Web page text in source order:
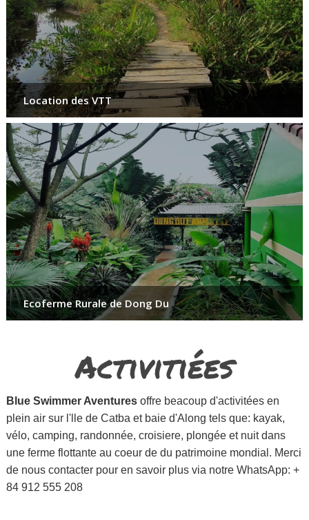
Location des VTT
Ecoferme Rurale de Dong Du
Activitiées
Blue Swimmer Aventures offre beacoup d'activitées en
plein air sur l'lle de Catba et baie d'Along tels que: kayak,
vélo, camping, randonnée, croisiere, plongée et nuit dans
une ferme flottante au coeur de du patrimoine mondial. Merci
de nous contacter pour en savoir plus via notre WhatsApp: +
84 912 555 208